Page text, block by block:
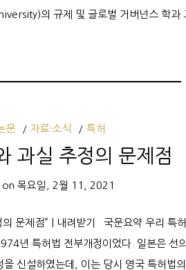
의 규제 및 글로벌 거버넌스 학과
문 자료·소식 특허
과실 추정의 문제점
on목요일, 2월 11, 2021
문제점” | 내려받기 국문요약 우리 특
년 특허법 전부개정이었다. 일본은 선
신설하였는데, 이는 당시 영국 특허법